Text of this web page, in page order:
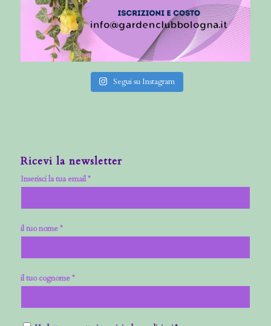
Segui su Instagram
Ricevi la newsletter
Inserisci la tua email *
il tuo nome *
il tuo cognome *